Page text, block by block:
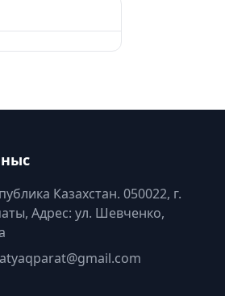
Казахстан. 050022, г.
Адрес: ул. Шевченко,